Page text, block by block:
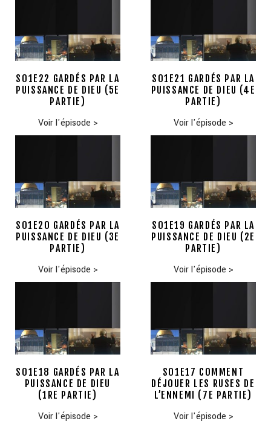
S01E22 GARDÉS PAR LA
PUISSANCE DE DIEU (5E
PARTIE)
Voir l'épisode >
S01E21 GARDÉS PAR LA
PUISSANCE DE DIEU (4E
PARTIE)
Voir l'épisode >
S01E20 GARDÉS PAR LA
PUISSANCE DE DIEU (3E
PARTIE)
Voir l'épisode >
S01E19 GARDÉS PAR LA
PUISSANCE DE DIEU (2E
PARTIE)
Voir l'épisode >
S01E18 GARDÉS PAR LA
PUISSANCE DE DIEU
(1RE PARTIE)
Voir l'épisode >
S01E17 COMMENT
DÉJOUER LES RUSES DE
L’ENNEMI (7E PARTIE)
Voir l'épisode >